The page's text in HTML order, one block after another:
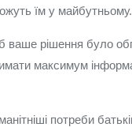
їм у майбутньому.
рішення було
максимум
потреби